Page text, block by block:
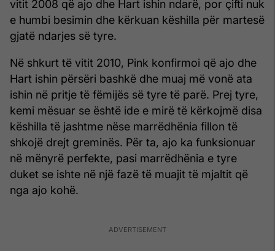
vitit 2008 që ajo dhe Hart ishin ndarë, por çifti nuk
e humbi besimin dhe kërkuan këshilla për martesë
gjatë ndarjes së tyre.
Në shkurt të vitit 2010, Pink konfirmoi që ajo dhe
Hart ishin përsëri bashkë dhe muaj më vonë ata
ishin në pritje të fëmijës së tyre të parë. Prej tyre,
kemi mësuar se është ide e mirë të kërkojmë disa
këshilla të jashtme nëse marrëdhënia fillon të
shkojë drejt greminës. Për ta, ajo ka funksionuar
në mënyrë perfekte, pasi marrëdhënia e tyre
duket se ishte në një fazë të muajit të mjaltit që
nga ajo kohë.